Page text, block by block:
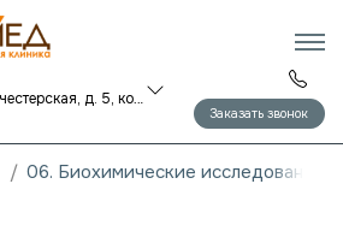
Санкт-Петербург ул. Манчестерская, д. 5, корп. 1
Заказать звонок
06. Биохимические исследования